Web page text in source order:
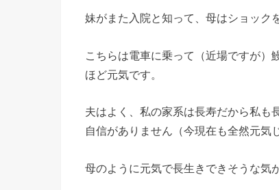
妹がまた入院と知って、母はショック
こちらは電車に乗って（近場ですが）
ほど元気です。
夫はよく、私の家系は長寿だから私も
自信がありません（今現在も全然元気
母のように元気で長生きできそうな気